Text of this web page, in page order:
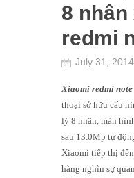
8
redmi
July 31, 2014
Xiaomi redmi note
thoại sở hữu cấu
lý 8 nhân, màn
sau 13.0Mp tự
Xiaomi tiếp thị
hàng nghìn sự